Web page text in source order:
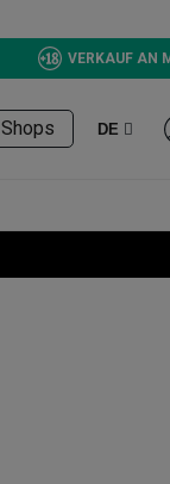
VERKAUF AN
Shops DE